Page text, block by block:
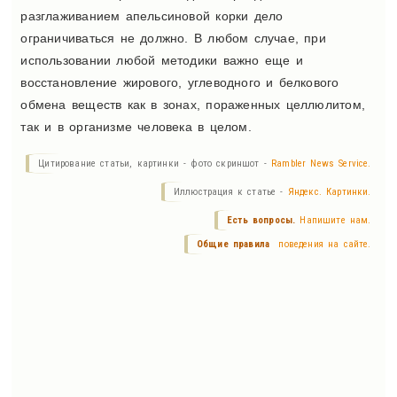
разглаживанием апельсиновой корки дело
ограничиваться не должно. В любом случае, при
использовании любой методики важно еще и
восстановление жирового, углеводного и белкового
обмена веществ как в зонах, пораженных целлюлитом,
так и в организме человека в целом.
Цитирование статьи, картинки - фото скриншот - Rambler News Service.
Иллюстрация к статье - Яндекс. Картинки.
Есть вопросы. Напишите нам.
Общие правила поведения на сайте.